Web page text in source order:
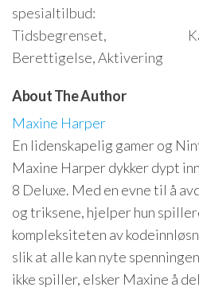
spesialtilbud:
Tidsbegrenset,
Berettigelse, Aktivering
About The Author
Maxine Harper
En lidenskapelig gamer og
Maxine Harper dykker dypt
8 Deluxe. Med en evne til å
og triksene, hjelper hun
kompleksiteten av
slik at alle kan nyte
ikke spiller, elsker Maxine å